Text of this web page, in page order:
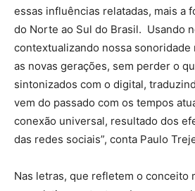
essas influências relatadas, mais a
do Norte ao Sul do Brasil. Usando
contextualizando nossa sonoridade
as novas gerações, sem perder o
sintonizados com o digital,
vem do passado com os tempos
conexão universal, resultado dos
das redes sociais”, conta Paulo
Nas letras, que refletem o conceito